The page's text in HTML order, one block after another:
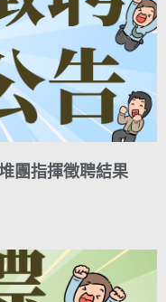
團指揮徵聘結果